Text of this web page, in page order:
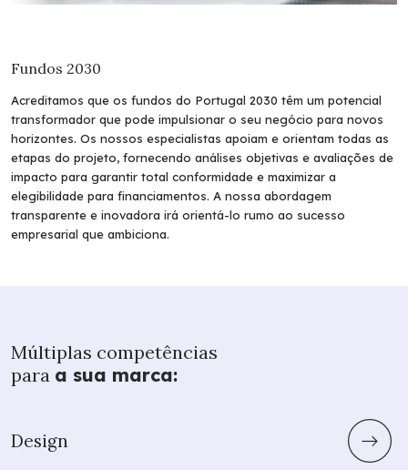
Fundos 2030
Acreditamos que os fundos do Portugal 2030 têm um potencial
transformador que pode impulsionar o seu negócio para novos
horizontes. Os nossos especialistas apoiam e orientam todas as
etapas do projeto, fornecendo análises objetivas e avaliações de
impacto para garantir total conformidade e maximizar a
elegibilidade para financiamentos. A nossa abordagem
transparente e inovadora irá orientá-lo rumo ao sucesso
empresarial que ambiciona.
Múltiplas competências
para a sua marca:
Design